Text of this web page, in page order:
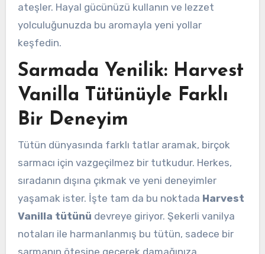
ateşler. Hayal gücünüzü kullanın ve lezzet
yolculuğunuzda bu aromayla yeni yollar
keşfedin.
Sarmada Yenilik: Harvest
Vanilla Tütünüyle Farklı
Bir Deneyim
Tütün dünyasında farklı tatlar aramak, birçok
sarmacı için vazgeçilmez bir tutkudur. Herkes,
sıradanın dışına çıkmak ve yeni deneyimler
yaşamak ister. İşte tam da bu noktada Harvest
Vanilla tütünü devreye giriyor. Şekerli vanilya
notaları ile harmanlanmış bu tütün, sadece bir
sarmanın ötesine geçerek damağınıza